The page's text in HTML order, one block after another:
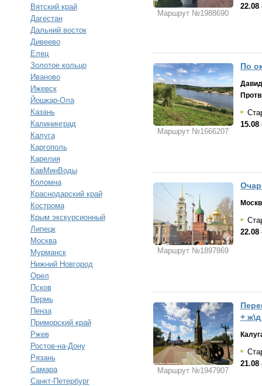
Вятский край
Дагестан
Дальний восток
Дивеево
Елец
Золотое кольцо
Иваново
Ижевск
Йошкар-Ола
Казань
Калининград
Калуга
Каргополь
Карелия
КавМинВоды
Коломна
Краснодарский край
Кострома
Крым экскурсионный
Липецк
Москва
Мурманск
Нижний Новгород
Орел
Псков
Пермь
Пенза
Приморский край
Ржев
Ростов-на-Дону
Рязань
Самара
Санкт-Петербург
Маршрут №1988690
22.08
Маршрут №1666207
По
15.08
Маршрут №1897869
22.08
Маршрут №1947907
+
21.08